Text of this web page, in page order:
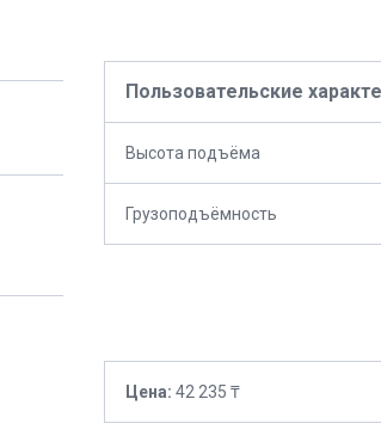
Пользовательские
Высота подъёма
Грузоподъёмность
Цена: 42 235 ₸